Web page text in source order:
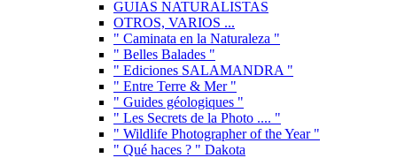
GUIAS NATURALISTAS
OTROS, VARIOS ...
" Caminata en la Naturaleza "
" Belles Balades "
" Ediciones SALAMANDRA "
" Entre Terre & Mer "
" Guides géologiques "
" Les Secrets de la Photo .... "
" Wildlife Photographer of the Year "
" Qué haces ? " Dakota